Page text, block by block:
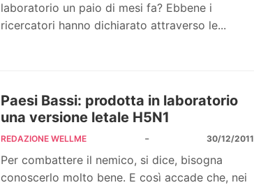
laboratorio un paio di mesi fa? Ebbene i
ricercatori hanno dichiarato attraverso le...
Paesi Bassi: prodotta in laboratorio
una versione letale H5N1
REDAZIONE WELLME - 30/12/2011
Per combattere il nemico, si dice, bisogna
conoscerlo molto bene. E così accade che, nei